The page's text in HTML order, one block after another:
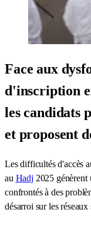
Face aux
d'inscription
les candidats
et proposent
Les difficultés d'accès
au Hadj 2025 génèrent
confrontés à des
désarroi sur les réseaux